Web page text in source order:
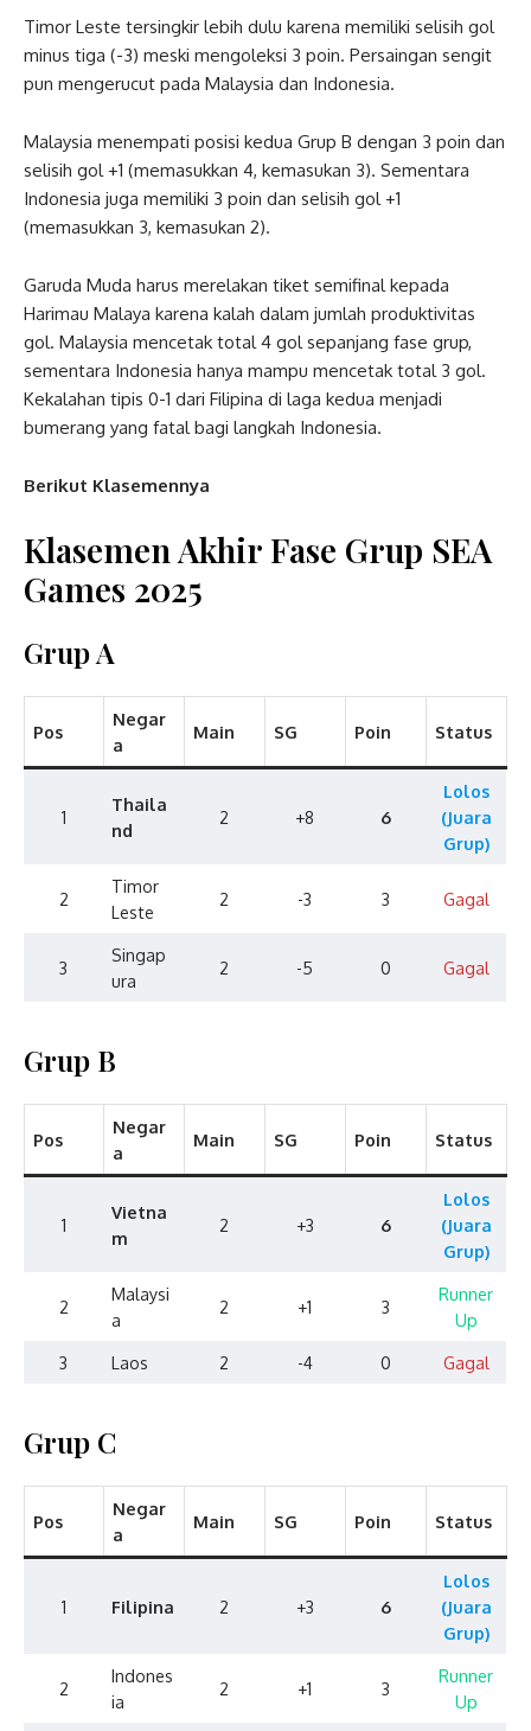
Timor Leste tersingkir lebih dulu karena memiliki selisih gol
minus tiga (-3) meski mengoleksi 3 poin. Persaingan sengit
pun mengerucut pada Malaysia dan Indonesia.
Malaysia menempati posisi kedua Grup B dengan 3 poin dan
selisih gol +1 (memasukkan 4, kemasukan 3). Sementara
Indonesia juga memiliki 3 poin dan selisih gol +1
(memasukkan 3, kemasukan 2).
Garuda Muda harus merelakan tiket semifinal kepada
Harimau Malaya karena kalah dalam jumlah produktivitas
gol. Malaysia mencetak total 4 gol sepanjang fase grup,
sementara Indonesia hanya mampu mencetak total 3 gol.
Kekalahan tipis 0-1 dari Filipina di laga kedua menjadi
bumerang yang fatal bagi langkah Indonesia.
Berikut Klasemennya
Klasemen Akhir Fase Grup SEA
Games 2025
Grup A
Pos
Negar
a
Main SG Poin Status
1
Thaila
nd
2 +8 6
Lolos
(Juara
Grup)
2
Timor
Leste
2 -3 3 Gagal
3
Singap
ura
2 -5 0 Gagal
Grup B
Pos
Negar
a
Main SG Poin Status
1
Vietna
m
2 +3 6
Lolos
(Juara
Grup)
2
Malaysi
a
2 +1 3
Runner
Up
3
Laos 2 -4 0 Gagal
Grup C
Pos
Negar
a
Main SG Poin Status
1 Filipina 2 +3 6
Lolos
(Juara
Grup)
2
Indones
ia
2 +1 3
Runner
Up